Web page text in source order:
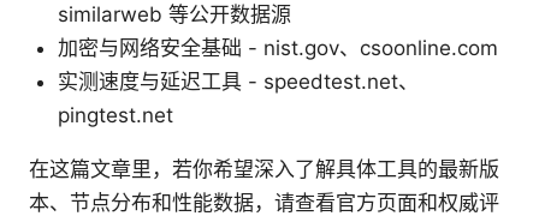
similarweb 等公开数据源
加密与网络安全基础 - nist.gov、csoonline.com
实测速度与延迟工具 - speedtest.net、
pingtest.net
在这篇文章里，若你希望深入了解具体工具的最新版
本、节点分布和性能数据，请查看官方页面和权威评